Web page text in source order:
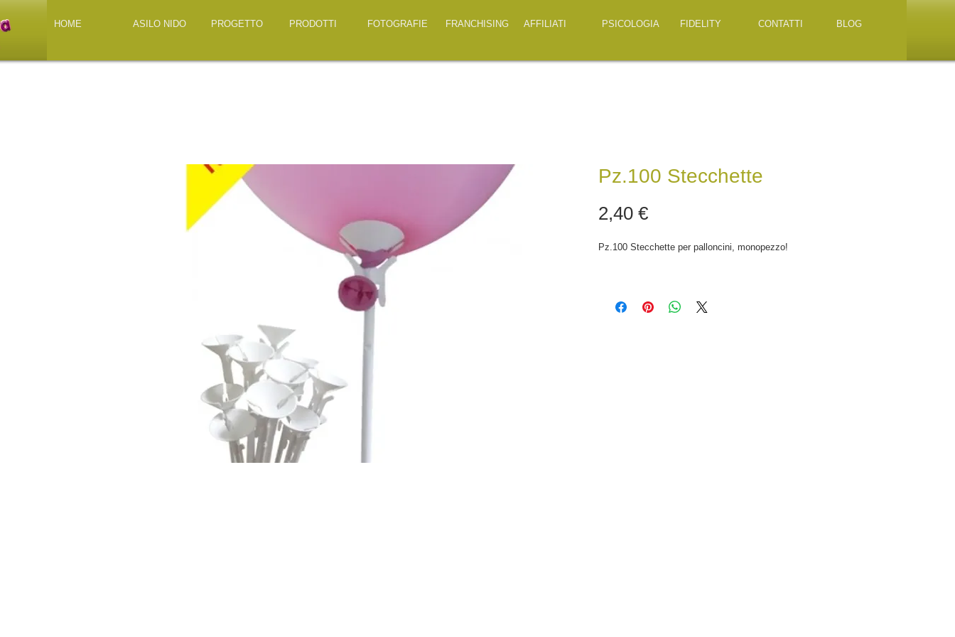
HOME ASILO NIDO PROGETTO PRODOTTI FOTOGRAFIE FRANCHISING AFFILIATI PSICOLOGIA FIDELITY CONTATTI BLOG
Pz.100 Stecchette
2,40 €Prezzo
Pz.100 Stecchette per palloncini, monopezzo!